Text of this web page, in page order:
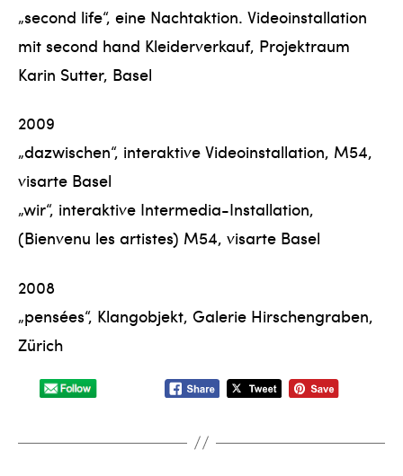
„second life“, eine Nachtaktion. Videoinstallation
mit second hand Kleiderverkauf, Projektraum
Karin Sutter, Basel
2009
„dazwischen“, interaktive Videoinstallation, M54,
visarte Basel
„wir“, interaktive Intermedia-Installation,
(Bienvenu les artistes) M54, visarte Basel
2008
„pensées“, Klangobjekt, Galerie Hirschengraben,
Zürich